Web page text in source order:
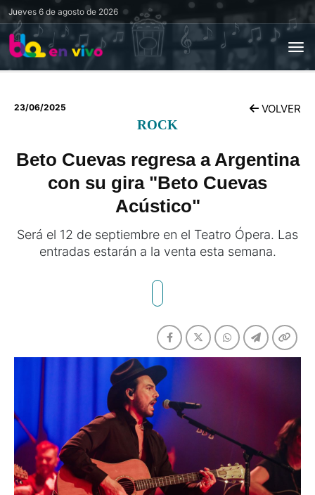
Jueves 6 de agosto de 2026
23/06/2025 VOLVER
ROCK
Beto Cuevas regresa a Argentina
con su gira "Beto Cuevas
Acústico"
Será el 12 de septiembre en el Teatro Ópera. Las
entradas estarán a la venta esta semana.